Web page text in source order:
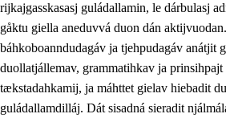
2. Prinsihpa oahppama,
2.1 Sosiála oahppam ja åvddånibme
2.2 Máhtudahka fágáj hárráj
2.3 Vuodulasj tjehpudagá
rijkajgasskasasj guládallamin, le dárbulasj
gåktu giella aneduvvá duon dán
báhkoboanndudagáv ja tjehpudagáv anátjit
duollatjállemav, grammatihkav ja prinsihpajt
tækstadahkamij, ja máhttet gielav hiebadit
guládallamdilláj. Dát sisadná sieradit